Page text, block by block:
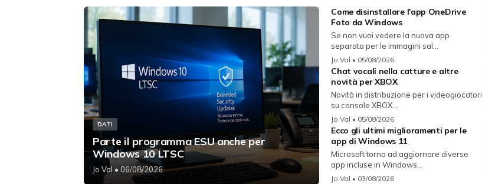
DATI
Parte il programma ESU anche per
Windows 10 LTSC
Jo Val • 06/08/2026
Come disinstallare l'app OneDrive
Foto da Windows
Se non vuoi vedere la nuova app
separata per le immagini sal...
Jo Val • 05/08/2026
Chat vocali nella catture e altre
novità per XBOX
Novità in distribuzione per i videogiocatori
su console XBOX...
Jo Val • 05/08/2026
Ecco gli ultimi miglioramenti per le
app di Windows 11
Microsoft torna ad aggiornare diverse
app incluse in Windows...
Jo Val • 03/08/2026